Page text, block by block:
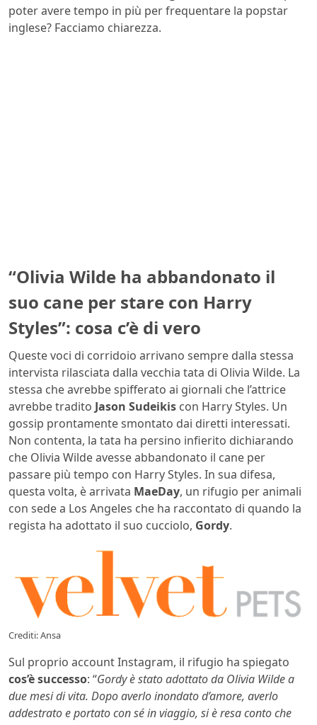
poter avere tempo in più per frequentare la popstar
inglese? Facciamo chiarezza.
“Olivia Wilde ha abbandonato il
suo cane per stare con Harry
Styles”: cosa c’è di vero
Queste voci di corridoio arrivano sempre dalla stessa
intervista rilasciata dalla vecchia tata di Olivia Wilde. La
stessa che avrebbe spifferato ai giornali che l’attrice
avrebbe tradito Jason Sudeikis con Harry Styles. Un
gossip prontamente smontato dai diretti interessati.
Non contenta, la tata ha persino infierito dichiarando
che Olivia Wilde avesse abbandonato il cane per
passare più tempo con Harry Styles. In sua difesa,
questa volta, è arrivata MaeDay, un rifugio per animali
con sede a Los Angeles che ha raccontato di quando la
regista ha adottato il suo cucciolo, Gordy.
Crediti: Ansa
Sul proprio account Instagram, il rifugio ha spiegato
cos’è successo: “Gordy è stato adottato da Olivia Wilde a
due mesi di vita. Dopo averlo inondato d’amore, averlo
addestrato e portato con sé in viaggio, si è resa conto che